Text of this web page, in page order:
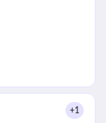
+1